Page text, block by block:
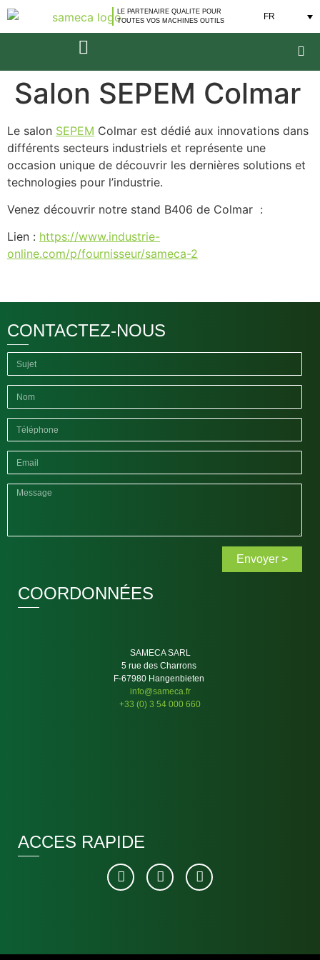
LE PARTENAIRE QUALITE POUR
TOUTES VOS MACHINES OUTILS
FR
Salon SEPEM Colmar
Le salon SEPEM Colmar est dédié aux innovations dans
différents secteurs industriels et représente une
occasion unique de découvrir les dernières solutions et
technologies pour l’industrie.
Venez découvrir notre stand B406 de Colmar :
Lien : https://www.industrie-
online.com/p/fournisseur/sameca-2
CONTACTEZ-NOUS
Envoyer >
COORDONNÉES
SAMECA SARL
5 rue des Charrons
F-67980 Hangenbieten
info@sameca.fr
+33 (0) 3 54 000 660
ACCES RAPIDE